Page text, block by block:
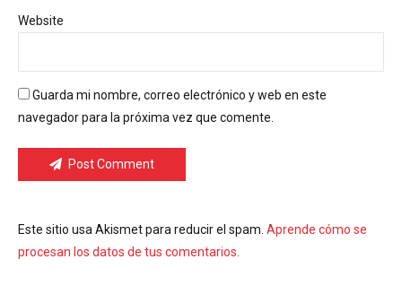
Website
Guarda mi nombre, correo electrónico y web en este
navegador para la próxima vez que comente.
Post Comment
Este sitio usa Akismet para reducir el spam. Aprende cómo se
procesan los datos de tus comentarios.